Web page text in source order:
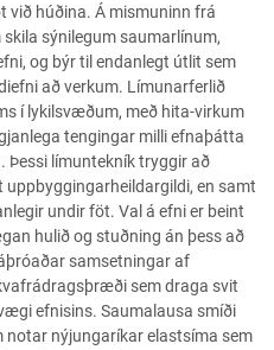
við húðina. Á mismuninn frá
sýnilegum saumarlínum,
og býr til endanlegt útlit sem
að verkum. Límunarferlið
í lykilsvæðum, með hita-virkum
tengingar milli efnaþátta
Þessi límuntekník tryggir að
en samt
undir föt. Val á efni er beint
hulið og stuðning án þess að
samsetningar af
sem draga svit
efnisins. Saumalausa smíði
nýjungaríkar elastsíma sem